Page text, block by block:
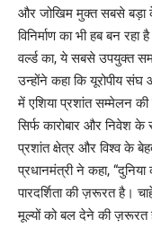
और जोखिम मुक्त सबसे बड़ा
विनिर्माण का भी हब बन
वर्ल्ड का, ये सबसे उपयुक्त
उन्होंने कहा कि यूरोपीय
में एशिया प्रशांत सम्मेलन
सिर्फ कारोबार और निवेश के
प्रशांत क्षेत्र और विश्व के
प्रधानमंत्री ने कहा,
पारदर्शिता की ज़रूरत है।
मूल्यों को बल देने की ज़रूरत